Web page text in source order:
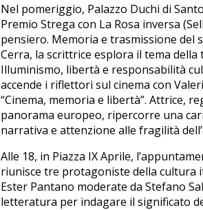
Nel pomeriggio, Palazzo Duchi di
Premio Strega con La Rosa inversa
pensiero. Memoria e trasmissione del
Cerra, la scrittrice esplora il tema
Illuminismo, libertà e responsabilità
accende i riflettori sul cinema con
“Cinema, memoria e libertà”. Attrice,
panorama europeo, ripercorre una
narrativa e attenzione alle fragilità
Alle 18, in Piazza IX Aprile,
riunisce tre protagoniste della cultura
Ester Pantano moderate da Stefano
letteratura per indagare il significato